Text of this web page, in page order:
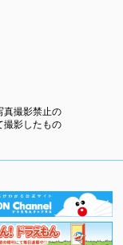
真撮影禁止の
撮影したもの